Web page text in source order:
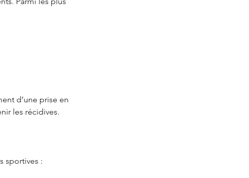
d’une prise en
les récidives.
sportives :